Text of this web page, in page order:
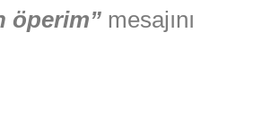
öperim” mesajını